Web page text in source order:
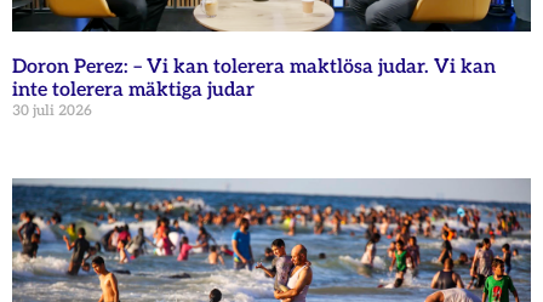
Doron Perez: – Vi kan tolerera maktlösa judar. Vi kan
inte tolerera mäktiga judar
30 juli 2026